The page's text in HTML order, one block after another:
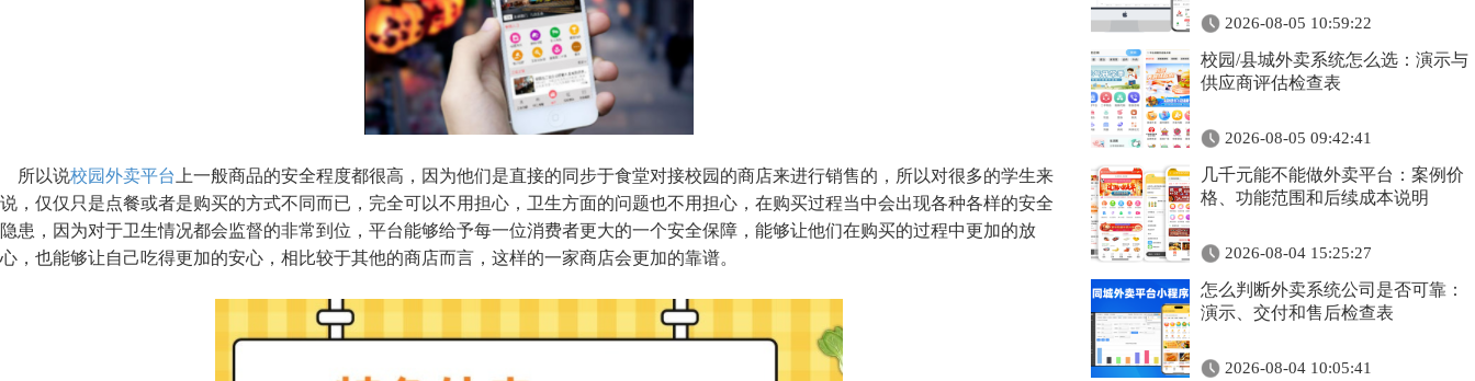
所以说校园外卖平台 上一般商品的安全程度都很高，因为他们是直接的同步于食堂对接校园的商店来进行销售的，所以对很多的学生来
说，仅仅只是点餐或者是购买的方式不同而已，完全可以不用担心，卫生方面的问题也不用担心，在购买过程当中会出现各种各样的安全
隐患，因为对于卫生情况都会监督的非常到位，平台能够给予每一位消费者更大的一个安全保障，能够让他们在购买的过程中更加的放
心，也能够让自己吃得更加的安心，相比较于其他的商店而言，这样的一家商店会更加的靠谱。
2026-08-05 10:59:22
校园/县城外卖系统怎么选：演示与
供应商评估检查表
2026-08-05 09:42:41
几千元能不能做外卖平台：案例价
格、功能范围和后续成本说明
2026-08-04 15:25:27
怎么判断外卖系统公司是否可靠：
演示、交付和售后检查表
2026-08-04 10:05:41